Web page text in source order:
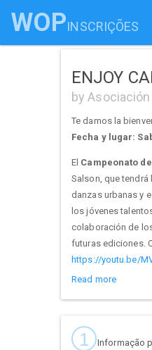
WOPINSCRIÇÕES
ENJOY
by
Te damos la
Fecha y lugar:
El Campeonato
Salson, que
danzas urbanas y
los jóvenes
colaboración de
futuras ediciones.
https://youtu.be/
Premios, la
El premio
Tiene que haber
Read more
1 Informação